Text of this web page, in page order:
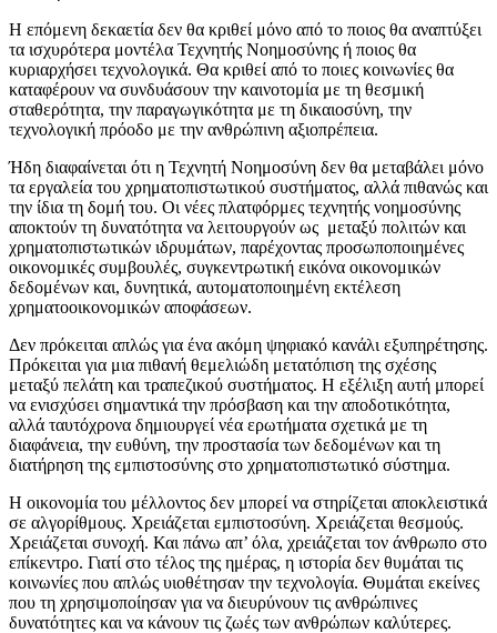
Η επόμενη δεκαετία δεν θα κριθεί μόνο από το ποιος θα αναπτύξει
τα ισχυρότερα μοντέλα Τεχνητής Νοημοσύνης ή ποιος θα
κυριαρχήσει τεχνολογικά. Θα κριθεί από το ποιες κοινωνίες θα
καταφέρουν να συνδυάσουν την καινοτομία με τη θεσμική
σταθερότητα, την παραγωγικότητα με τη δικαιοσύνη, την
τεχνολογική πρόοδο με την ανθρώπινη αξιοπρέπεια.
Ήδη διαφαίνεται ότι η Τεχνητή Νοημοσύνη δεν θα μεταβάλει μόνο
τα εργαλεία του χρηματοπιστωτικού συστήματος, αλλά πιθανώς και
την ίδια τη δομή του. Οι νέες πλατφόρμες τεχνητής νοημοσύνης
αποκτούν τη δυνατότητα να λειτουργούν ως μεταξύ πολιτών και
χρηματοπιστωτικών ιδρυμάτων, παρέχοντας προσωποποιημένες
οικονομικές συμβουλές, συγκεντρωτική εικόνα οικονομικών
δεδομένων και, δυνητικά, αυτοματοποιημένη εκτέλεση
χρηματοοικονομικών αποφάσεων.
Δεν πρόκειται απλώς για ένα ακόμη ψηφιακό κανάλι εξυπηρέτησης.
Πρόκειται για μια πιθανή θεμελιώδη μετατόπιση της σχέσης
μεταξύ πελάτη και τραπεζικού συστήματος. Η εξέλιξη αυτή μπορεί
να ενισχύσει σημαντικά την πρόσβαση και την αποδοτικότητα,
αλλά ταυτόχρονα δημιουργεί νέα ερωτήματα σχετικά με τη
διαφάνεια, την ευθύνη, την προστασία των δεδομένων και τη
διατήρηση της εμπιστοσύνης στο χρηματοπιστωτικό σύστημα.
Η οικονομία του μέλλοντος δεν μπορεί να στηρίζεται αποκλειστικά
σε αλγορίθμους. Χρειάζεται εμπιστοσύνη. Χρειάζεται θεσμούς.
Χρειάζεται συνοχή. Και πάνω απ’ όλα, χρειάζεται τον άνθρωπο στο
επίκεντρο. Γιατί στο τέλος της ημέρας, η ιστορία δεν θυμάται τις
κοινωνίες που απλώς υιοθέτησαν την τεχνολογία. Θυμάται εκείνες
που τη χρησιμοποίησαν για να διευρύνουν τις ανθρώπινες
δυνατότητες και να κάνουν τις ζωές των ανθρώπων καλύτερες.